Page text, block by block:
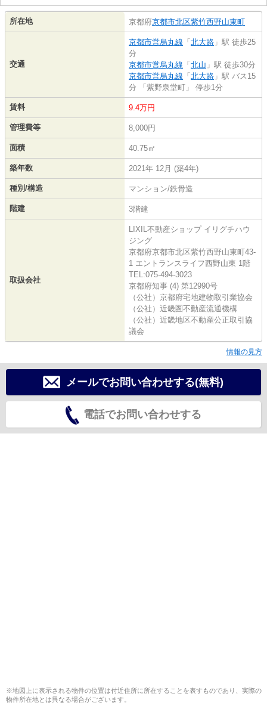
所在地 京都府京都市北区紫竹西野山東町
交通
京都市営烏丸線 「 北大路 」駅 徒歩25
分
京都市営烏丸線 「 北山 」駅 徒歩30分
京都市営烏丸線 「 北大路 」駅 バス15
分 「紫野泉堂町」 停歩1分
賃料 9.4万円
管理費等 8,000円
面積 40.75㎡
築年数 2021年 12月 (築4年)
種別/構造 マンション/鉄骨造
階建 3階建
取扱会社
LIXIL不動産ショップ イリグチハウ
ジング
京都府京都市北区紫竹西野山東町43-
1 エントランスライフ西野山東 1階
TEL:075-494-3023
京都府知事 (4) 第12990号
（公社）京都府宅地建物取引業協会
（公社）近畿圏不動産流通機構
（公社）近畿地区不動産公正取引協
議会
情報の見方
メールでお問い合わせする(無料)
電話でお問い合わせする
※地図上に表示される物件の位置は付近住所に所在することを表すものであり、実際の
物件所在地とは異なる場合がございます。